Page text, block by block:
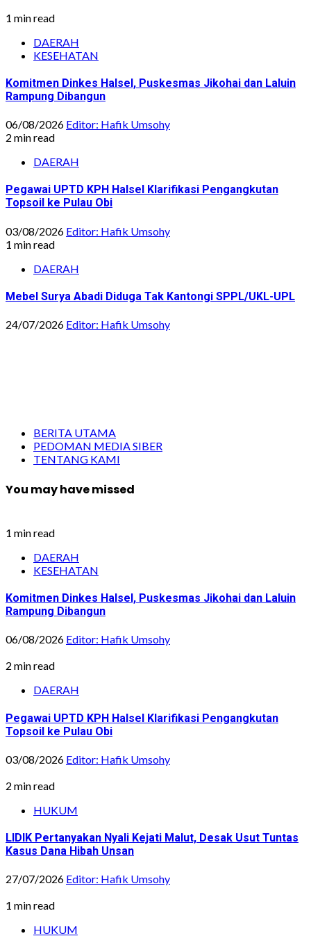
1 min read
DAERAH
KESEHATAN
Komitmen Dinkes Halsel, Puskesmas Jikohai dan Laluin
Rampung Dibangun
06/08/2026 Editor: Hafik Umsohy
2 min read
DAERAH
Pegawai UPTD KPH Halsel Klarifikasi Pengangkutan
Topsoil ke Pulau Obi
03/08/2026 Editor: Hafik Umsohy
1 min read
DAERAH
Mebel Surya Abadi Diduga Tak Kantongi SPPL/UKL-UPL
24/07/2026 Editor: Hafik Umsohy
BERITA UTAMA
PEDOMAN MEDIA SIBER
TENTANG KAMI
You may have missed
1 min read
DAERAH
KESEHATAN
Komitmen Dinkes Halsel, Puskesmas Jikohai dan Laluin
Rampung Dibangun
06/08/2026 Editor: Hafik Umsohy
2 min read
DAERAH
Pegawai UPTD KPH Halsel Klarifikasi Pengangkutan
Topsoil ke Pulau Obi
03/08/2026 Editor: Hafik Umsohy
2 min read
HUKUM
LIDIK Pertanyakan Nyali Kejati Malut, Desak Usut Tuntas
Kasus Dana Hibah Unsan
27/07/2026 Editor: Hafik Umsohy
1 min read
HUKUM